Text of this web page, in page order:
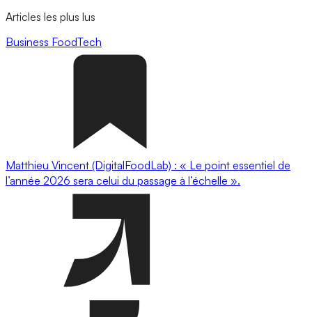
Articles les plus lus
Business FoodTech
Matthieu Vincent (DigitalFoodLab) : « Le point essentiel de
l’année 2026 sera celui du passage à l’échelle ».